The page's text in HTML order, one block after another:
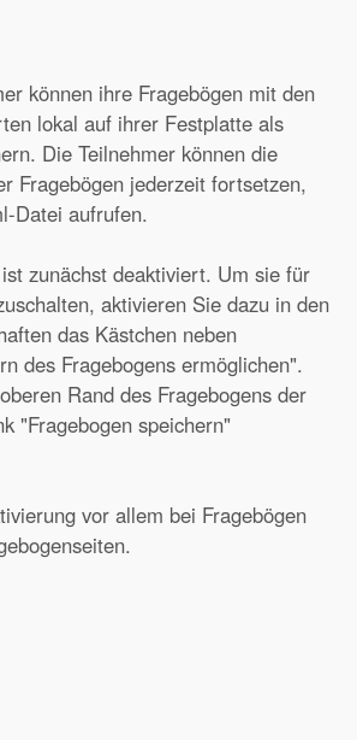
können ihre Fragebögen mit den
lokal auf ihrer Festplatte als
Die Teilnehmer können die
Fragebögen jederzeit fortsetzen,
Datei aufrufen.
zunächst deaktiviert. Um sie für
aktivieren Sie dazu in den
das Kästchen neben
des Fragebogens ermöglichen".
Rand des Fragebogens der
"Fragebogen speichern"
vor allem bei Fragebögen